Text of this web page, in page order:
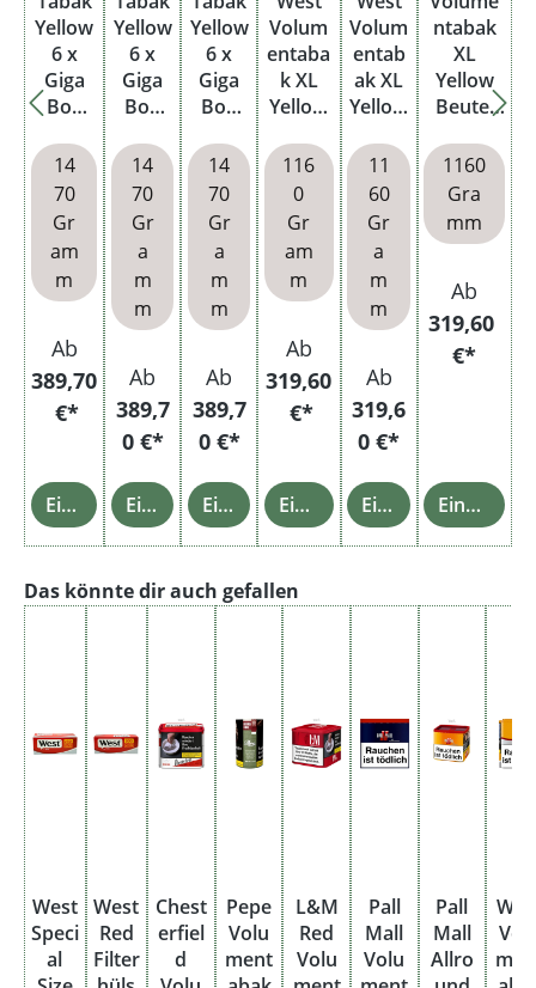
Yellow
6 x
Giga
Box
wählba
ren
Hülsen
und
Metall
etui
14
70
Gr
am
m
Ab
389,70
€*
Einzelheiten
Yellow
6 x
Giga
Box
wählb
aren
Hülse
n
14
70
Gr
a
m
m
Ab
389,7
0 €*
Einzelheiten
Yellow
6 x
Giga
Box
wählb
aren
Filterh
ülsen
14
70
Gr
a
m
m
Ab
389,7
0 €*
Einzelheiten
Volum
entaba
k XL
Yellow
mit
wählba
ren
Hülsen
und
Etui
116
0
Gr
am
m
Ab
319,60
€*
Einzelheiten
Volum
entab
ak XL
Yellow
mit
wählb
aren
Hülse
n
11
60
Gr
a
m
m
Ab
319,6
0 €*
Einzelheiten
ntabak
XL
Yellow
Beutel
wählbar
en
und
echer
1160
Gra
mm
Ab
319,60
€*
Einzelheiten
Produktgalerie überspringen
Das könnte dir auch gefallen
West
Speci
al
West
Red
Filter
Chest
erfiel
d
Pepe
Volu
ment
L&M
Red
Volu
Pall
Mall
Volu
Pall
Mall
Allro